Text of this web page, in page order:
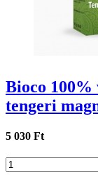
Bioco 100%
tengeri
5 030 Ft